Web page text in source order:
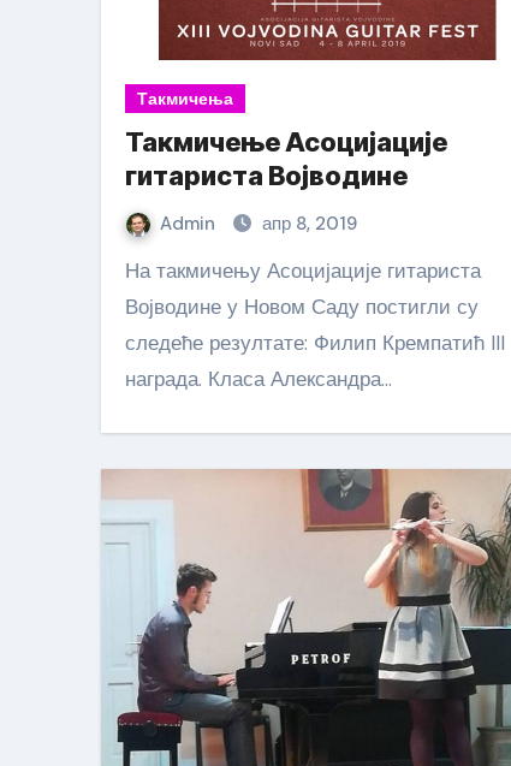
Такмичења
Такмичење Асоцијације
гитариста Војводине
Admin апр 8, 2019
На такмичењу Асоцијације гитариста
Војводине у Новом Саду постигли су
следеће резултате: Филип Кремпатић III
награда. Класа Александра…